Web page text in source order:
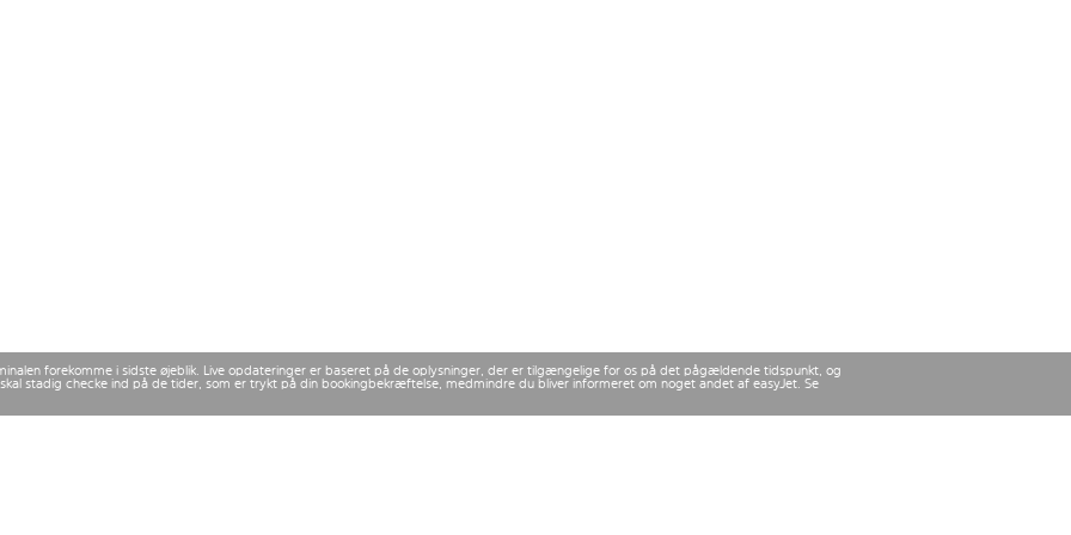
forekomme i sidste øjeblik. Live opdateringer er baseret på de oplysninger, der er tilgængelige for os på det pågældende tidspunkt, og
stadig checke ind på de tider, som er trykt på din bookingbekræftelse, medmindre du bliver informeret om noget andet af easyJet. Se